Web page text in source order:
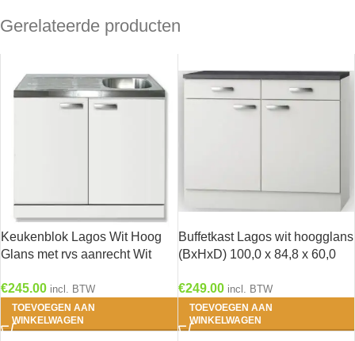
Gerelateerde producten
Keukenblok Lagos Wit Hoog
Glans met rvs aanrecht Wit
SPL106-9-886
€245.00 incl. BTW
TOEVOEGEN AAN
WINKELWAGEN
Buffetkast Lagos wit hoogglans
(BxHxD) 100,0 x 84,8 x 60,0
€249.00 incl. BTW
TOEVOEGEN AAN
WINKELWAGEN